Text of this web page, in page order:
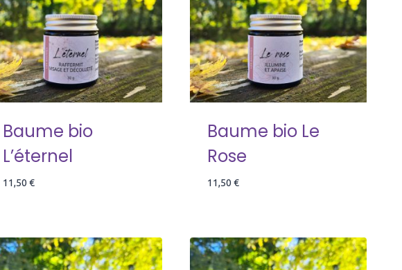
Baume bio
L’éternel
11,50 €
Baume bio Le
Rose
11,50 €